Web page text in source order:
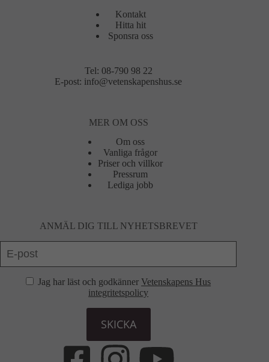
Kontakt
Hitta hit
Sponsra oss
Tel: 08-790 98 22
E-post: info@vetenskapenshus.se
MER OM OSS
Om oss
Vanliga frågor
Priser och villkor
Pressrum
Lediga jobb
ANMÄL DIG TILL NYHETSBREVET
Jag har läst och godkännerVetenskapens Hus
integritetspolicy
SKICKA